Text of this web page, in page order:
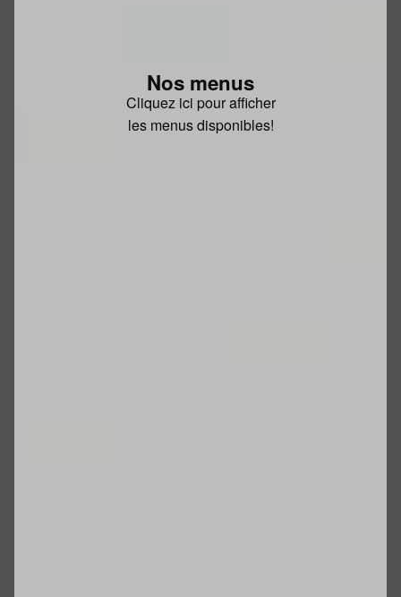
Nos menus
Cliquez ici pour afficher
les menus disponibles!